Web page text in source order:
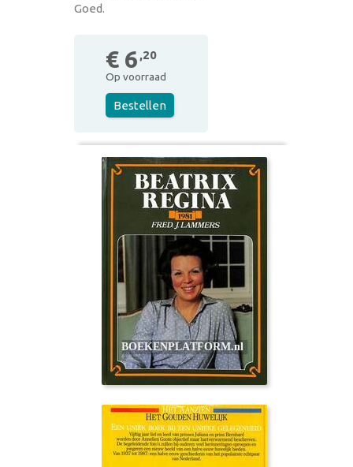
Goed.
€ 6 ,20
Op voorraad
Bestellen